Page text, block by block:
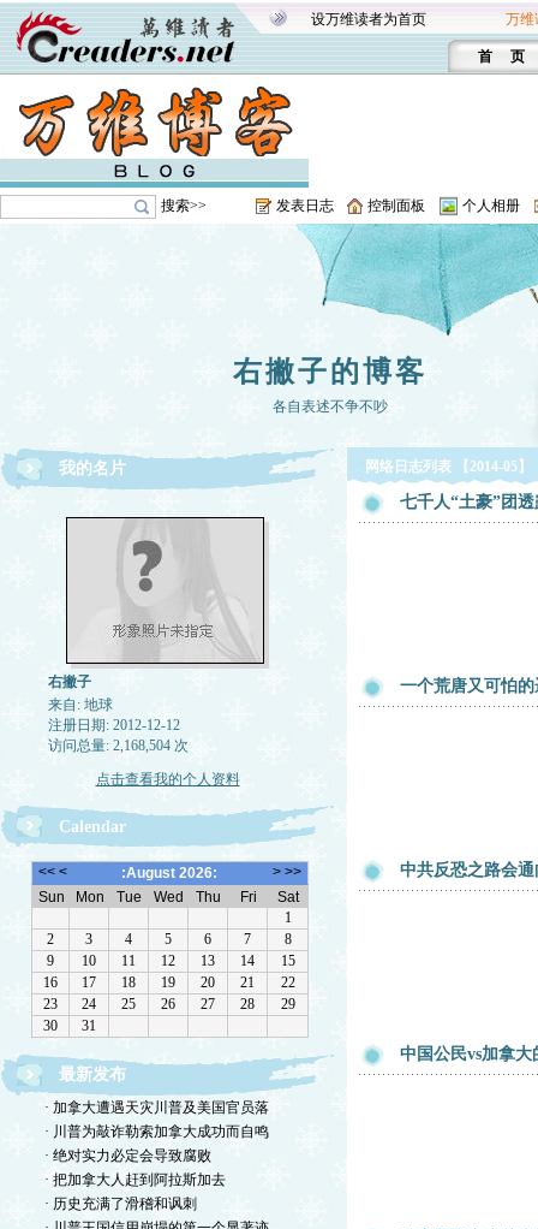
设万维读者为首页 万维
首 页
搜索>> 发表日志 控制面板 个人相册
右撇子的博客
各自表述不争不吵
我的名片
右撇子
来自: 地球
注册日期: 2012-12-12
访问总量: 2,168,504 次
点击查看我的个人资料
Calendar
最新发布
· 加拿大遭遇天灾川普及美国官员落
· 川普为敲诈勒索加拿大成功而自鸣
· 绝对实力必定会导致腐败
· 把加拿大人赶到阿拉斯加去
· 历史充满了滑稽和讽刺
网络日志列表 【2014-05】
七千人“土豪”团
一个荒唐又可怕的
中共反恐之路会
中国公民vs加拿大